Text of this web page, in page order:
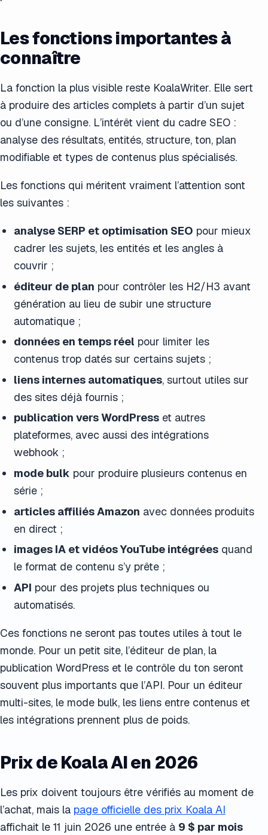
Les fonctions importantes à
connaître
La fonction la plus visible reste KoalaWriter. Elle sert
à produire des articles complets à partir d’un sujet
ou d’une consigne. L’intérêt vient du cadre SEO :
analyse des résultats, entités, structure, ton, plan
modifiable et types de contenus plus spécialisés.
Les fonctions qui méritent vraiment l’attention sont
les suivantes :
analyse SERP et optimisation SEO pour mieux
cadrer les sujets, les entités et les angles à
couvrir ;
éditeur de plan pour contrôler les H2/H3 avant
génération au lieu de subir une structure
automatique ;
données en temps réel pour limiter les
contenus trop datés sur certains sujets ;
liens internes automatiques, surtout utiles sur
des sites déjà fournis ;
publication vers WordPress et autres
plateformes, avec aussi des intégrations
webhook ;
mode bulk pour produire plusieurs contenus en
série ;
articles affiliés Amazon avec données produits
en direct ;
images IA et vidéos YouTube intégrées quand
le format de contenu s’y prête ;
API pour des projets plus techniques ou
automatisés.
Ces fonctions ne seront pas toutes utiles à tout le
monde. Pour un petit site, l’éditeur de plan, la
publication WordPress et le contrôle du ton seront
souvent plus importants que l’API. Pour un éditeur
multi-sites, le mode bulk, les liens entre contenus et
les intégrations prennent plus de poids.
Prix de Koala AI en 2026
Les prix doivent toujours être vérifiés au moment de
l’achat, mais la page officielle des prix Koala AI
affichait le 11 juin 2026 une entrée à 9 $ par mois